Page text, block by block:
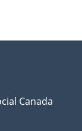
Canada